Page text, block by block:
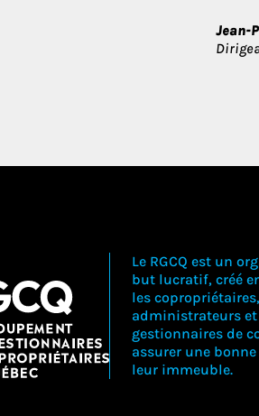
Jean-
Le RGCQ est un
but lucratif, créé
les
administrateurs et
gestionnaires de
assurer une
leur immeuble.